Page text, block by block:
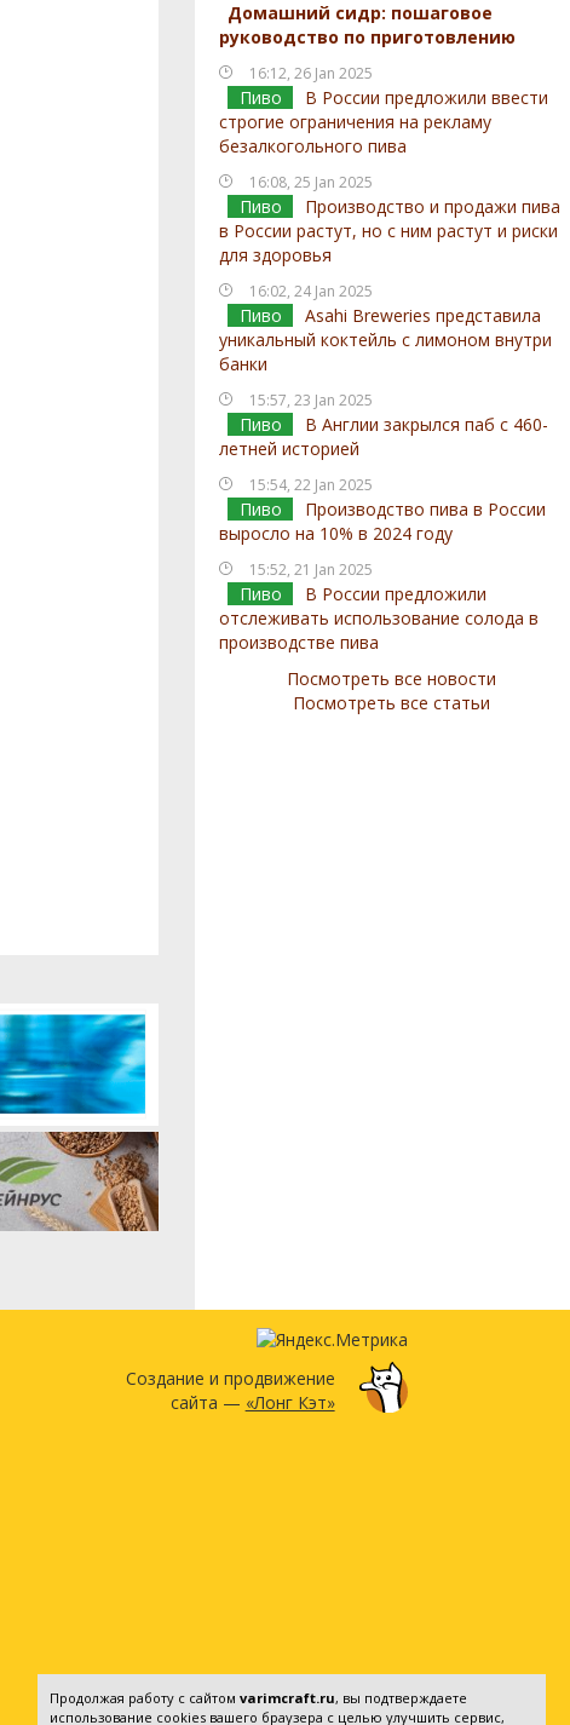
Домашний сидр: пошаговое
руководство по приготовлению
16:12, 26 Jan 2025
Пиво
В России предложили ввести
строгие ограничения на рекламу
безалкогольного пива
16:08, 25 Jan 2025
Пиво
Производство и продажи пива
в России растут, но с ним растут и риски
для здоровья
16:02, 24 Jan 2025
Пиво
Asahi Breweries представила
уникальный коктейль с лимоном внутри
банки
15:57, 23 Jan 2025
Пиво
В Англии закрылся паб с 460-
летней историей
15:54, 22 Jan 2025
Пиво
Производство пива в России
выросло на 10% в 2024 году
15:52, 21 Jan 2025
Пиво
В России предложили
отслеживать использование солода в
производстве пива
Посмотреть все новости
Посмотреть все статьи
Создание и продвижение
сайта — «Лонг Кэт»
Продолжая работу с сайтом varimcraft.ru, вы подтверждаете
использование cookies вашего браузера с целью улучшить сервис,